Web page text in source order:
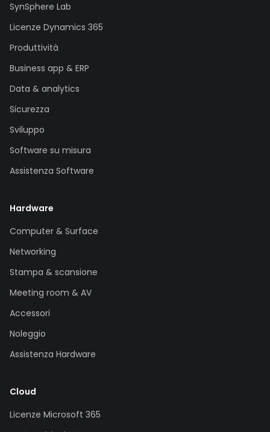
SynSphere Lab
Licenze Dynamics 365
Produttività
Business app & ERP
Data & analytics
Sicurezza
Sviluppo
Software su misura
Assistenza Software
Hardware
Computer & Surface
Networking
Stampa & scansione
Meeting room & AV
Accessori
Noleggio
Assistenza Hardware
Cloud
Licenze Microsoft 365